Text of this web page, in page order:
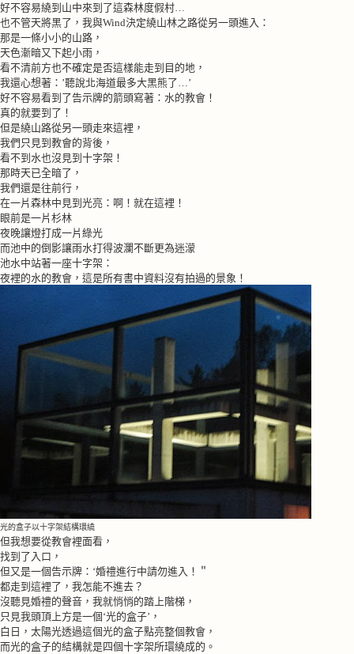
好不容易繞到山中來到了這森林度假村
也不管天將黑了，我與Wind決定繞山林之路從另一頭進入：
那是一條小小的山路，
天色漸暗又下起小雨，
看不清前方也不確定是否這樣能走到目的地，
我還心想著： ’聽說北海道最多大黑熊了
’
好不容易看到了告示牌的箭頭寫著：水的教會！
真的就要到了！
但是繞山路從另一頭走來這裡，
我們只見到教會的背後，
看不到水也沒見到十字架！
那時天已全暗了，
我們還是往前行，
在一片森林中見到光亮：啊！就在這裡！
眼前是一片杉林
夜晚讓燈打成一片綠光
而池中的倒影讓雨水打得波瀾不斷更為迷濛
池水中站著一座十字架：
夜裡的水的教會，這是所有書中資料沒有拍過的景象！
光的盒子以十字架結構環繞
但我想要從教會裡面看，
找到了入口，
但又是一個告示牌：‘婚禮進行中請勿進入！＂
都走到這裡了，我怎能不進去？
沒聽見婚禮的聲音，我就悄悄的踏上階梯，
只見我頭頂上方是一個‘光的盒子’，
白日，太陽光透過這個光的盒子點亮整個教會，
而光的盒子的結構就是四個十字架所環繞成的。